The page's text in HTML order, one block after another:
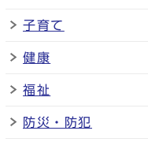
子育て
健康
福祉
防災・防犯